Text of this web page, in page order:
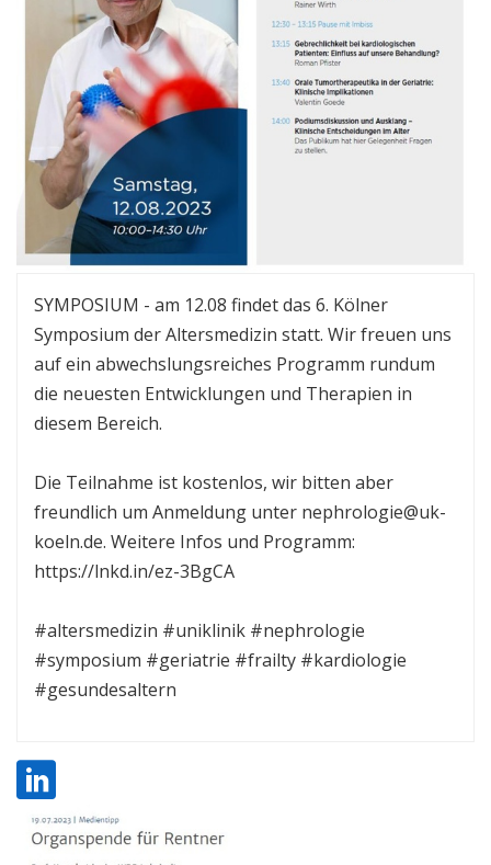
SYMPOSIUM - am 12.08 findet das 6. Kölner
Symposium der Altersmedizin statt. Wir freuen uns
auf ein abwechslungsreiches Programm rundum
die neuesten Entwicklungen und Therapien in
diesem Bereich.
Die Teilnahme ist kostenlos, wir bitten aber
freundlich um Anmeldung unter nephrologie@uk-
koeln.de. Weitere Infos und Programm:
https://lnkd.in/ez-3BgCA
#altersmedizin #uniklinik #nephrologie
#symposium #geriatrie #frailty #kardiologie
#gesundesaltern